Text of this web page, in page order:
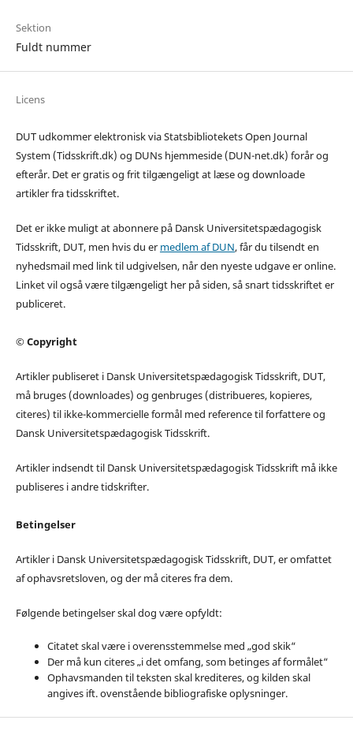
Sektion
Fuldt nummer
Licens
DUT udkommer elektronisk via Statsbibliotekets Open Journal
System (Tidsskrift.dk) og DUNs hjemmeside (DUN-net.dk) forår og
efterår. Det er gratis og frit tilgængeligt at læse og downloade
artikler fra tidsskriftet.
Det er ikke muligt at abonnere på Dansk Universitetspædagogisk
Tidsskrift, DUT, men hvis du er medlem af DUN, får du tilsendt en
nyhedsmail med link til udgivelsen, når den nyeste udgave er online.
Linket vil også være tilgængeligt her på siden, så snart tidsskriftet er
publiceret.
© Copyright
Artikler publiseret i Dansk Universitetspædagogisk Tidsskrift, DUT,
må bruges (downloades) og genbruges (distribueres, kopieres,
citeres) til ikke-kommercielle formål med reference til forfattere og
Dansk Universitetspædagogisk Tidsskrift.
Artikler indsendt til Dansk Universitetspædagogisk Tidsskrift må ikke
publiseres i andre tidskrifter.
Betingelser
Artikler i Dansk Universitetspædagogisk Tidsskrift, DUT, er omfattet
af ophavsretsloven, og der må citeres fra dem.
Følgende betingelser skal dog være opfyldt:
Citatet skal være i overensstemmelse med „god skik“
Der må kun citeres „i det omfang, som betinges af formålet“
Ophavsmanden til teksten skal krediteres, og kilden skal
angives ift. ovenstående bibliografiske oplysninger.